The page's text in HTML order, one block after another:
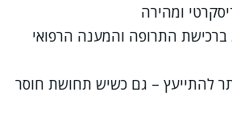
ומהירה
ברכישת התרופה והמענה הרפואי
להתייעץ – גם כשיש תחושת חוסר